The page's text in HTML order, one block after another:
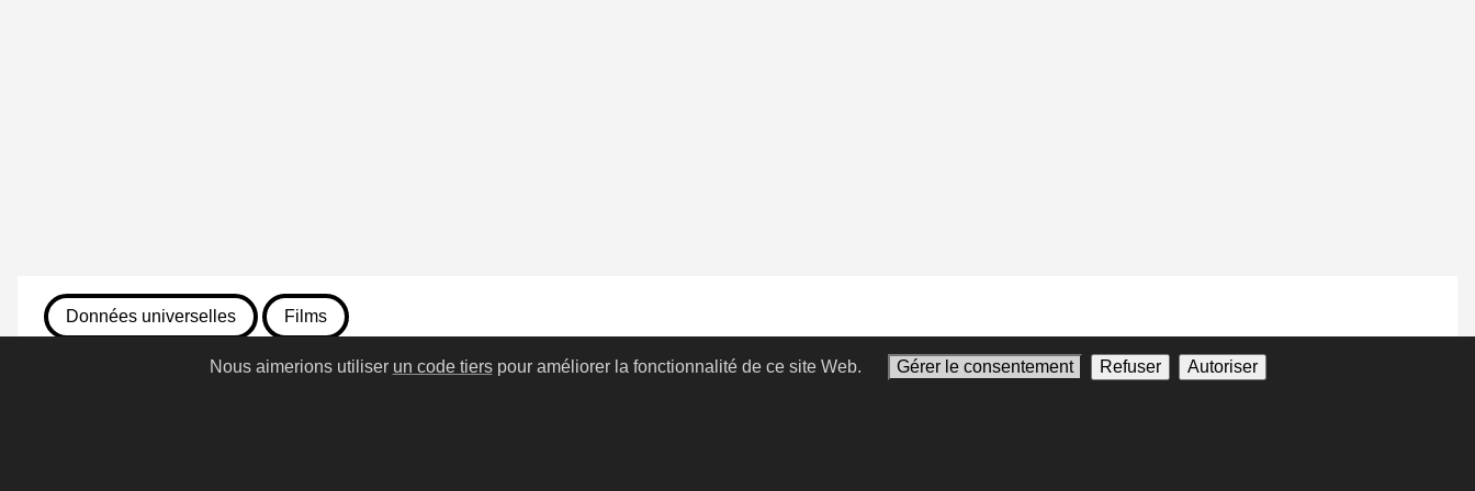
Données universelles Films
Nous aimerions utiliser un code tierspour améliorer la fonctionnalité de ce site Web. Gérer le consentement Refuser Autoriser